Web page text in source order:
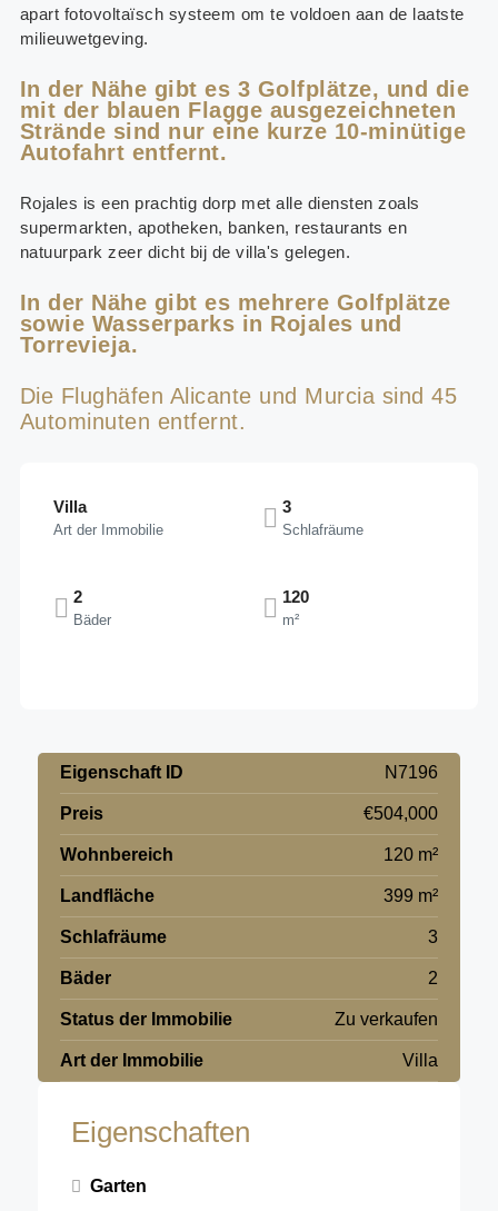
apart fotovoltaïsch systeem om te voldoen aan de laatste
milieuwetgeving.
In der Nähe gibt es 3 Golfplätze, und die
mit der blauen Flagge ausgezeichneten
Strände sind nur eine kurze 10-minütige
Autofahrt entfernt.
Rojales is een prachtig dorp met alle diensten zoals
supermarkten, apotheken, banken, restaurants en
natuurpark zeer dicht bij de villa's gelegen.
In der Nähe gibt es mehrere Golfplätze
sowie Wasserparks in Rojales und
Torrevieja.
Die Flughäfen Alicante und Murcia sind 45
Autominuten entfernt.
Villa
Art der Immobilie
3
Schlafräume
2
Bäder
120
m²
Eigenschaft ID N7196
Preis €504,000
Wohnbereich 120 m²
Landfläche 399 m²
Schlafräume 3
Bäder 2
Status der Immobilie Zu verkaufen
Art der Immobilie Villa
Eigenschaften
Garten